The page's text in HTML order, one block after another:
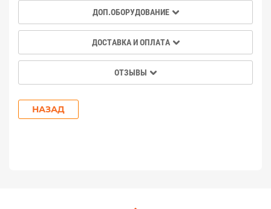
ДОП.ОБОРУДОВАНИЕ
ДОСТАВКА И ОПЛАТА
ОТЗЫВЫ
НАЗАД